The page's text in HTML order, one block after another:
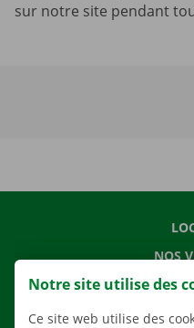
sur notre site pendant
NOS
NOS
Notre site utilise des
Ce site web utilise des